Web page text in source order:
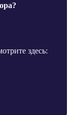
здесь: